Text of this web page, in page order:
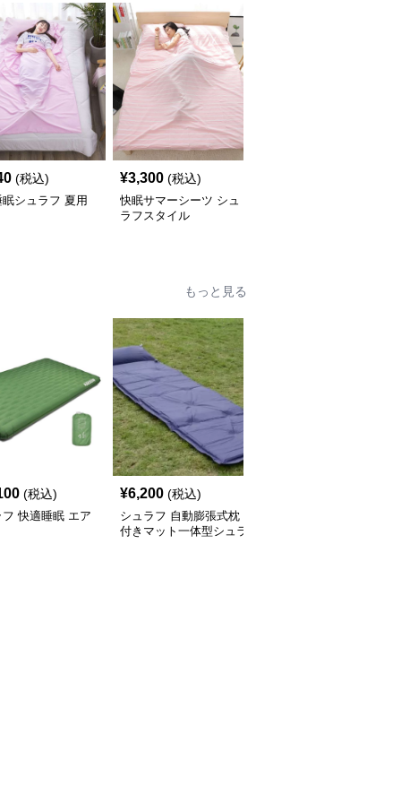
(税込)
シュラフ 夏用
¥3,300 (税込)
快眠サマーシーツ シュ
ラフスタイル
もっと見る
(税込)
フ 快適睡眠 エア
¥6,200 (税込)
シュラフ 自動膨張式枕
付きマット一体型シュラ